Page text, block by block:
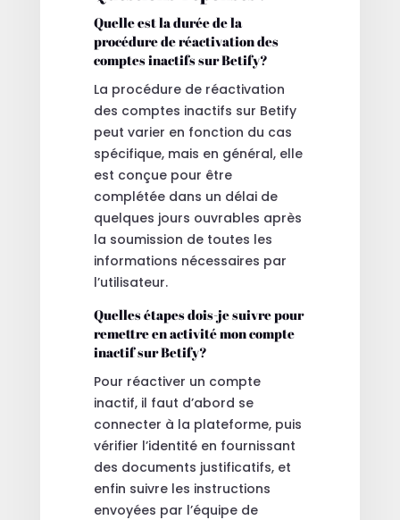
Quelle est la durée de la
procédure de réactivation des
comptes inactifs sur Betify?
La procédure de réactivation
des comptes inactifs sur Betify
peut varier en fonction du cas
spécifique, mais en général, elle
est conçue pour être
complétée dans un délai de
quelques jours ouvrables après
la soumission de toutes les
informations nécessaires par
l’utilisateur.
Quelles étapes dois-je suivre pour
remettre en activité mon compte
inactif sur Betify?
Pour réactiver un compte
inactif, il faut d’abord se
connecter à la plateforme, puis
vérifier l’identité en fournissant
des documents justificatifs, et
enfin suivre les instructions
envoyées par l’équipe de